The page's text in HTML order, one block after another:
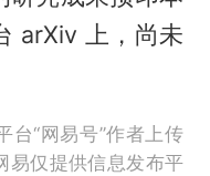
arXiv 上，尚未
台“网易号”作者上传
易仅提供信息发布平